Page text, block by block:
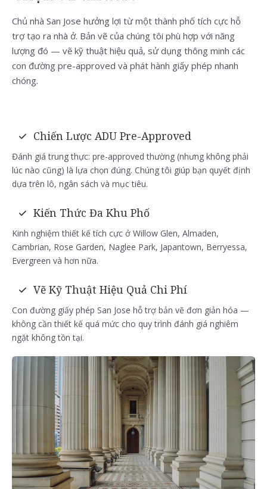
Chủ nhà San Jose hưởng lợi từ một thành phố tích cực hỗ
trợ tạo ra nhà ở. Bản vẽ của chúng tôi phù hợp với năng
lượng đó — vẽ kỹ thuật hiệu quả, sử dụng thông minh các
con đường pre-approved và phát hành giấy phép nhanh
chóng.
Chiến Lược ADU Pre-Approved
Đánh giá trung thực: pre-approved thường (nhưng không phải
lúc nào cũng) là lựa chọn đúng. Chúng tôi giúp bạn quyết định
dựa trên lô, ngân sách và mục tiêu.
Kiến Thức Đa Khu Phố
Kinh nghiệm thiết kế tích cực ở Willow Glen, Almaden,
Cambrian, Rose Garden, Naglee Park, Japantown, Berryessa,
Evergreen và hơn nữa.
Vẽ Kỹ Thuật Hiệu Quả Chi Phí
Con đường giấy phép San Jose hỗ trợ bản vẽ đơn giản hóa —
không cần thiết kế quá mức cho quy trình đánh giá nghiêm
ngặt không tồn tại.